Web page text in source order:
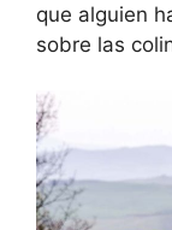
que alguien
sobre las